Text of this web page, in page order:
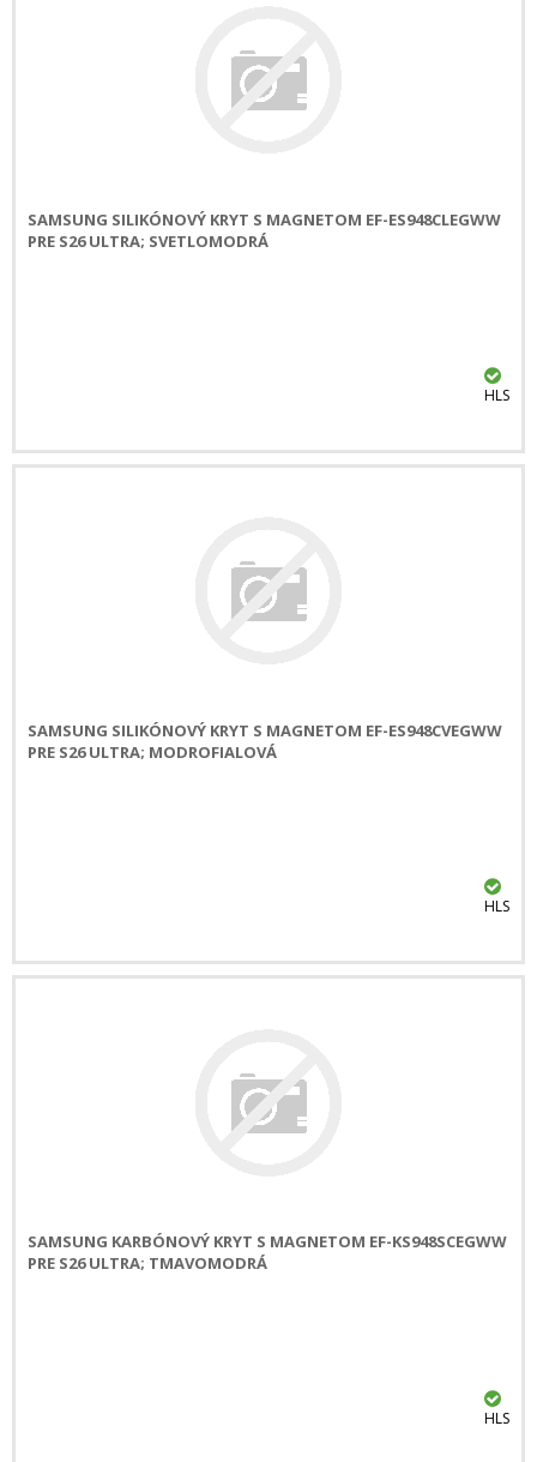
SAMSUNG SILIKÓNOVÝ KRYT S MAGNETOM EF-ES948CLEGWW
PRE S26 ULTRA; SVETLOMODRÁ
HLS
SAMSUNG SILIKÓNOVÝ KRYT S MAGNETOM EF-ES948CVEGWW
PRE S26 ULTRA; MODROFIALOVÁ
HLS
SAMSUNG KARBÓNOVÝ KRYT S MAGNETOM EF-KS948SCEGWW
PRE S26 ULTRA; TMAVOMODRÁ
HLS